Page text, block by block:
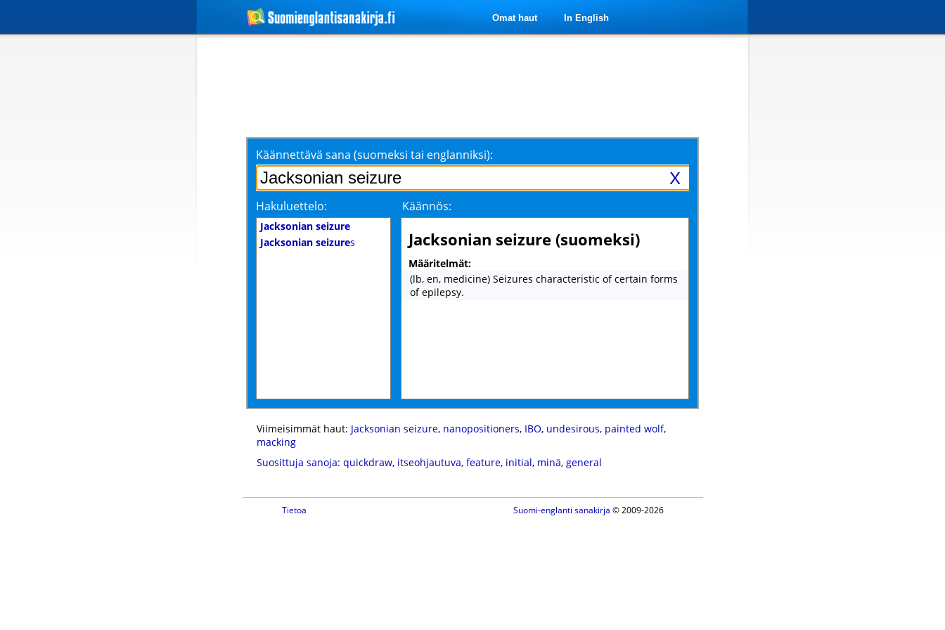
Omat haut In English
Käännettävä sana (suomeksi tai englanniksi):
X
Hakuluettelo: Käännös:
Jacksonian seizure
Jacksonian seizures Jacksonian seizure (suomeksi)
Määritelmät:
(lb, en, medicine) Seizures characteristic of certain forms
of epilepsy.
Viimeisimmät haut: Jacksonian seizure, nanopositioners, IBO, undesirous, painted wolf,
macking
Suosittuja sanoja: quickdraw, itseohjautuva, feature, initial, minä, general
Tietoa Suomi-englanti sanakirja © 2009-2026